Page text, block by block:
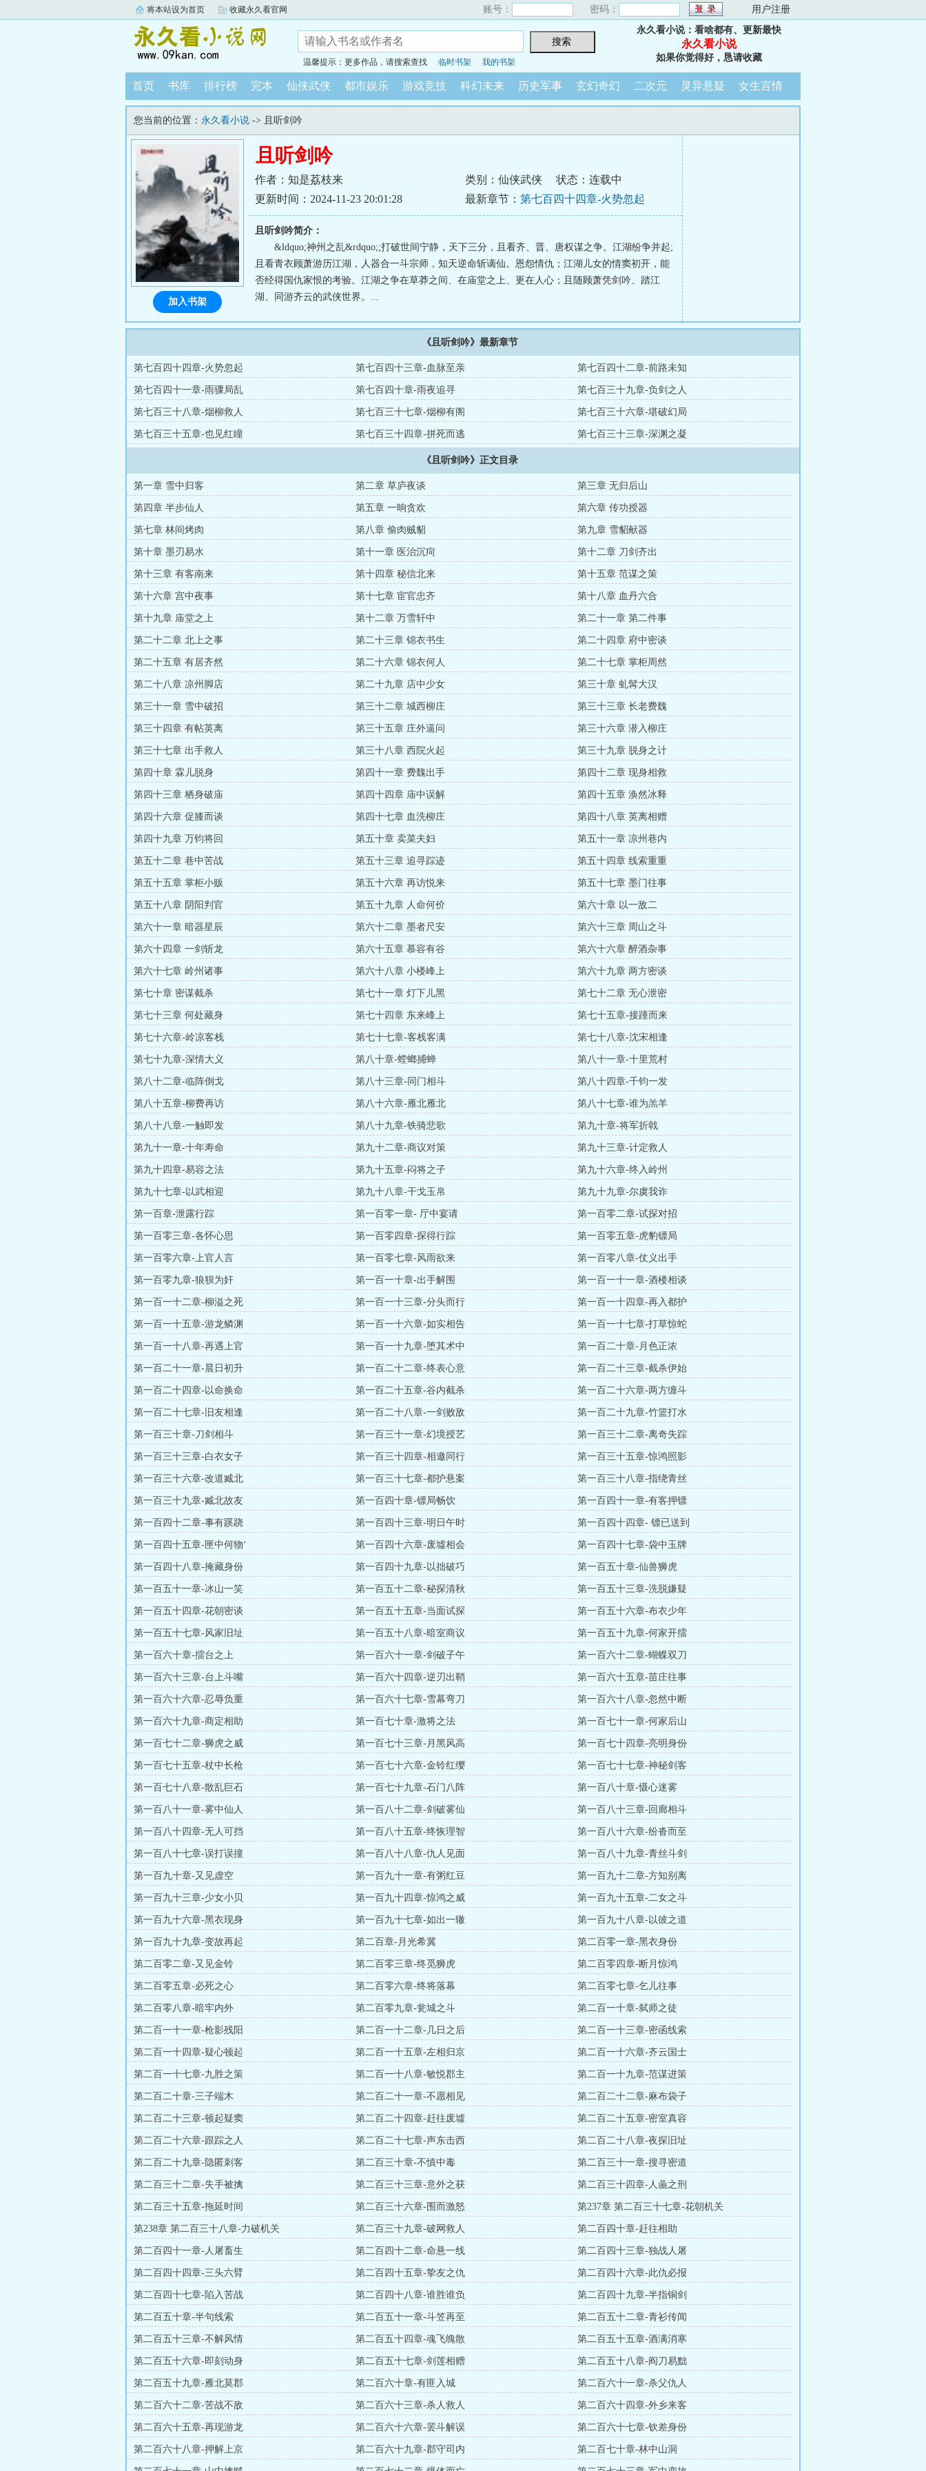
将本站设为首页 收藏永久看官网 账号： 密码： 用户注册
温馨提示：更多作品，请搜索查找 临时书架 我的书架
永久看小说：看啥都有、更新最快
永久看小说
如果你觉得好，恳请收藏
首页 书库 排行榜 完本 仙侠武侠 都市娱乐 游戏竞技 科幻未来 历史军事 玄幻奇幻 二次元 灵异悬疑 女生言情
您当前的位置： 永久看小说 -> 且听剑吟
且听剑吟
作者：知是荔枝来 类别：仙侠武侠
状态：连载中
更新时间：2024-11-23 20:01:28
最新章节： 第七百四十四章-火势忽起
且听剑吟简介：
&ldquo;神州之乱&rdquo;;打破世间宁静，天下三分，且看齐、晋、唐权谋之争。江湖纷争并起;
且看青衣顾萧游历江湖，人器合一斗宗师，知天逆命斩谪仙。恩怨情仇；江湖儿女的情窦初开，能
否经得国仇家恨的考验。江湖之争在草莽之间、在庙堂之上、更在人心；且随顾萧凭剑吟、踏江
湖、同游齐云的武侠世界。...
加入书架
《且听剑吟》最新章节
第七百四十四章-火势忽起 第七百四十三章-血脉至亲 第七百四十二章-前路未知
第七百四十一章-雨骤局乱 第七百四十章-雨夜追寻 第七百三十九章-负剑之人
第七百三十八章-烟柳救人 第七百三十七章-烟柳有阁 第七百三十六章-堪破幻局
第七百三十五章-也见红瞳 第七百三十四章-拼死而逃 第七百三十三章-深渊之凝
《且听剑吟》正文目录
第一章 雪中归客 第二章 草庐夜谈 第三章 无归后山
第四章 半步仙人 第五章 一晌贪欢 第六章 传功授器
第七章 林间烤肉 第八章 偷肉贼貂 第九章 雪貂献器
第十章 墨刃易水 第十一章 医治沉疴 第十二章 刀剑齐出
第十三章 有客南来 第十四章 秘信北来 第十五章 范谋之策
第十六章 宫中夜事 第十七章 宦官忠齐 第十八章 血丹六合
第十九章 庙堂之上 第十二章 万雪轩中 第二十一章 第二件事
第二十二章 北上之事 第二十三章 锦衣书生 第二十四章 府中密谈
第二十五章 有居齐然 第二十六章 锦衣何人 第二十七章 掌柜周然
第二十八章 凉州脚店 第二十九章 店中少女 第三十章 虬髯大汉
第三十一章 雪中破招 第三十二章 城西柳庄 第三十三章 长老费魏
第三十四章 有帖英离 第三十五章 庄外逼问 第三十六章 潜入柳庄
第三十七章 出手救人 第三十八章 西院火起 第三十九章 脱身之计
第四十章 霖儿脱身 第四十一章 费魏出手 第四十二章 现身相救
第四十三章 栖身破庙 第四十四章 庙中误解 第四十五章 涣然冰释
第四十六章 促膝而谈 第四十七章 血洗柳庄 第四十八章 英离相赠
第四十九章 万钧将回 第五十章 卖菜夫妇 第五十一章 凉州巷内
第五十二章 巷中苦战 第五十三章 追寻踪迹 第五十四章 线索重重
第五十五章 掌柜小贩 第五十六章 再访悦来 第五十七章 墨门往事
第五十八章 阴阳判官 第五十九章 人命何价 第六十章 以一敌二
第六十一章 暗器星辰 第六十二章 墨者尺安 第六十三章 周山之斗
第六十四章 一剑斩龙 第六十五章 慕容有谷 第六十六章 醉酒杂事
第六十七章 岭州诸事 第六十八章 小楼峰上 第六十九章 两方密谈
第七十章 密谋截杀 第七十一章 灯下儿黑 第七十二章 无心泄密
第七十三章 何处藏身 第七十四章 东来峰上 第七十五章-接踵而来
第七十六章-岭凉客栈 第七十七章-客栈客满 第七十八章-沈宋相逢
第七十九章-深情大义 第八十章-螳螂捕蝉 第八十一章-十里荒村
第八十二章-临阵倒戈 第八十三章-同门相斗 第八十四章-千钧一发
第八十五章-柳费再访 第八十六章-雁北雁北 第八十七章-谁为羔羊
第八十八章-一触即发 第八十九章-铁骑悲歌 第九十章-将军折戟
第九十一章-十年寿命 第九十二章-商议对策 第九十三章-计定救人
第九十四章-易容之法 第九十五章-闷将之子 第九十六章-终入岭州
第九十七章-以武相迎 第九十八章-干戈玉帛 第九十九章-尔虞我诈
第一百章-泄露行踪 第一百零一章- 厅中宴请 第一百零二章-试探对招
第一百零三章-各怀心思 第一百零四章-探得行踪 第一百零五章-虎豹镖局
第一百零六章-上官人言 第一百零七章-风雨欲来 第一百零八章-仗义出手
第一百零九章-狼狈为奸 第一百一十章-出手解围 第一百一十一章-酒楼相谈
第一百一十二章-柳溢之死 第一百一十三章-分头而行 第一百一十四章-再入都护
第一百一十五章-游龙鳞渊 第一百一十六章-如实相告 第一百一十七章-打草惊蛇
第一百一十八章-再遇上官 第一百一十九章-堕其术中 第一百二十章-月色正浓
第一百二十一章-晨日初升 第一百二十二章-终表心意 第一百二十三章-截杀伊始
第一百二十四章-以命换命 第一百二十五章-谷内截杀 第一百二十六章-两方缠斗
第一百二十七章-旧友相逢 第一百二十八章-一剑败敌 第一百二十九章-竹篮打水
第一百三十章-刀剑相斗 第一百三十一章-幻境授艺 第一百三十二章-离奇失踪
第一百三十三章-白衣女子 第一百三十四章-相邀同行 第一百三十五章-惊鸿照影
第一百三十六章-改道臧北 第一百三十七章-都护悬案 第一百三十八章-指绕青丝
第一百三十九章-臧北故友 第一百四十章-镖局畅饮 第一百四十一章-有客押镖
第一百四十二章-事有蹊跷 第一百四十三章-明日午时 第一百四十四章- 镖已送到
第一百四十五章-匣中何物‘ 第一百四十六章-废墟相会 第一百四十七章-袋中玉牌
第一百四十八章-掩藏身份 第一百四十九章-以拙破巧 第一百五十章-仙兽狮虎
第一百五十一章-冰山一笑 第一百五十二章-秘探清秋 第一百五十三章-洗脱嫌疑
第一百五十四章-花朝密谈 第一百五十五章-当面试探 第一百五十六章-布衣少年
第一百五十七章-风家旧址 第一百五十八章-暗室商议 第一百五十九章-何家开擂
第一百六十章-擂台之上 第一百六十一章-剑破子午 第一百六十二章-蝴蝶双刀
第一百六十三章-台上斗嘴 第一百六十四章-逆刃出鞘 第一百六十五章-苗庄往事
第一百六十六章-忍辱负重 第一百六十七章-雪幕弯刀 第一百六十八章-忽然中断
第一百六十九章-商定相助 第一百七十章-激将之法 第一百七十一章-何家后山
第一百七十二章-狮虎之威 第一百七十三章-月黑风高 第一百七十四章-亮明身份
第一百七十五章-杖中长枪 第一百七十六章-金铃红缨 第一百七十七章-神秘剑客
第一百七十八章-散乱巨石 第一百七十九章-石门八阵 第一百八十章-慑心迷雾
第一百八十一章-雾中仙人 第一百八十二章-剑破雾仙 第一百八十三章-回廊相斗
第一百八十四章-无人可挡 第一百八十五章-终恢理智 第一百八十六章-纷沓而至
第一百八十七章-误打误撞 第一百八十八章-仇人见面 第一百八十九章-青丝斗剑
第一百九十章-又见虚空 第一百九十一章-有粥红豆 第一百九十二章-方知别离
第一百九十三章-少女小贝 第一百九十四章-惊鸿之威 第一百九十五章-二女之斗
第一百九十六章-黑衣现身 第一百九十七章-如出一辙 第一百九十八章-以彼之道
第一百九十九章-变故再起 第二百章-月光希冀 第二百零一章-黑衣身份
第二百零二章-又见金铃 第二百零三章-终觅狮虎 第二百零四章-断月惊鸿
第二百零五章-必死之心 第二百零六章-终将落幕 第二百零七章-乞儿往事
第二百零八章-暗牢内外 第二百零九章-瓮城之斗 第二百一十章-弑师之徒
第二百一十一章-枪影残阳 第二百一十二章-几日之后 第二百一十三章-密函线索
第二百一十四章-疑心顿起 第二百一十五章-左相归京 第二百一十六章-齐云国士
第二百一十七章-九胜之策 第二百一十八章-敏悦郡主 第二百一十九章-范谋进策
第二百二十章-三子端木 第二百二十一章-不愿相见 第二百二十二章-麻布袋子
第二百二十三章-顿起疑窦 第二百二十四章-赶往废墟 第二百二十五章-密室真容
第二百二十六章-跟踪之人 第二百二十七章-声东击西 第二百二十八章-夜探旧址
第二百二十九章-隐匿刺客 第二百三十章-不慎中毒 第二百三十一章-搜寻密道
第二百三十二章-失手被擒 第二百三十三章-意外之获 第二百三十四章-人彘之刑
第二百三十五章-拖延时间 第二百三十六章-围而激怒 第237章 第二百三十七章-花朝机关
第238章 第二百三十八章-力破机关 第二百三十九章-破网救人 第二百四十章-赶往相助
第二百四十一章-人屠畜生 第二百四十二章-命悬一线 第二百四十三章-独战人屠
第二百四十四章-三头六臂 第二百四十五章-挚友之仇 第二百四十六章-此仇必报
第二百四十七章-陷入苦战 第二百四十八章-谁胜谁负 第二百四十九章-半指铜剑
第二百五十章-半句线索 第二百五十一章-斗笠再至 第二百五十二章-青衫传闻
第二百五十三章-不解风情 第二百五十四章-魂飞魄散 第二百五十五章-酒满消寒
第二百五十六章-即刻动身 第二百五十七章-剑莲相赠 第二百五十八章-阎刀易黜
第二百五十九章-雁北莫郡 第二百六十章-有匪入城 第二百六十一章-杀父仇人
第二百六十二章-苦战不敌 第二百六十三章-杀人救人 第二百六十四章-外乡来客
第二百六十五章-再现游龙 第二百六十六章-罢斗解误 第二百六十七章-钦差身份
第二百六十八章-押解上京 第二百六十九章-郡守司内 第二百七十章-林中山洞